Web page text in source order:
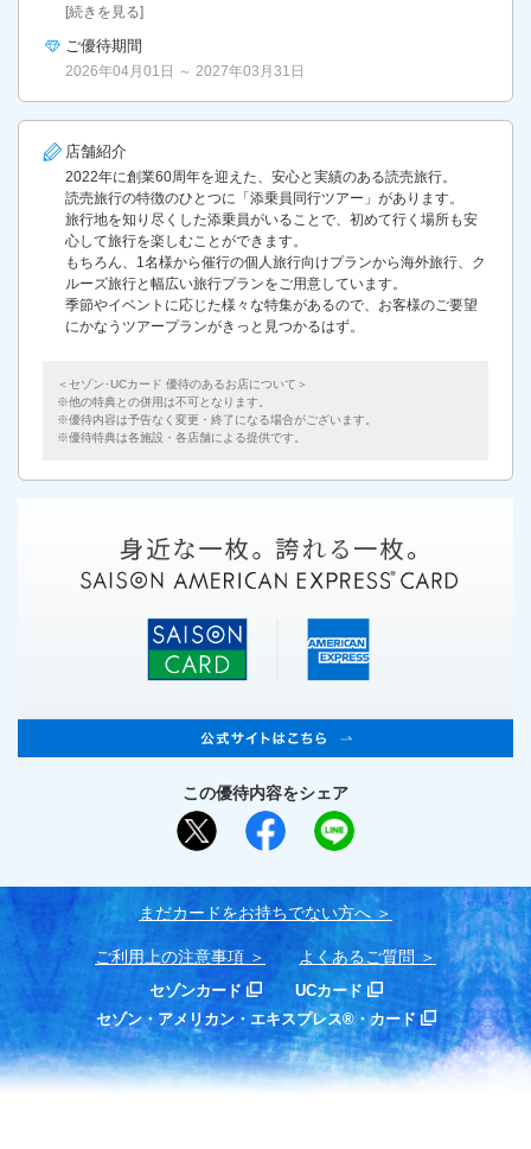
[続きを見る]
ご優待期間
2026年04月01日 ～ 2027年03月31日
店舗紹介
2022年に創業60周年を迎えた、安心と実績のある読売旅行。
読売旅行の特徴のひとつに「添乗員同行ツアー」があります。
旅行地を知り尽くした添乗員がいることで、初めて行く場所も安
心して旅行を楽しむことができます。
もちろん、1名様から催行の個人旅行向けプランから海外旅行、ク
ルーズ旅行と幅広い旅行プランをご用意しています。
季節やイベントに応じた様々な特集があるので、お客様のご要望
にかなうツアープランがきっと見つかるはず。
＜セゾン･UCカード 優待のあるお店について＞
他の特典との併用は不可となります。
優待内容は予告なく変更・終了になる場合がございます。
優待特典は各施設・各店舗による提供です。
この優待内容をシェア
まだカードをお持ちでない⽅へ
ご利用上の注意事項 よくあるご質問
セゾンカード
UCカード
セゾン・アメリカン・エキスプレス®・カード